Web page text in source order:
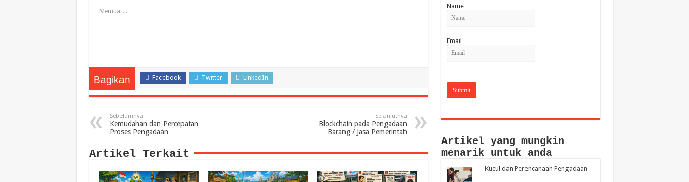
Memuat...
Bagikan Facebook Twitter LinkedIn
Sebelumnya
Kemudahan dan Percepatan
Proses Pengadaan
Selanjutnya
Blockchain pada Pengadaan
Barang / Jasa Pemerintah
Artikel Terkait
Name
Email
Artikel yang mungkin
menarik untuk anda
Kucul dan Perencanaan Pengadaan